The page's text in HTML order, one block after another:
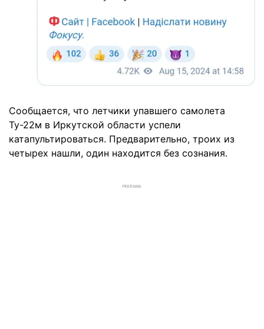
Сообщается, что летчики упавшего самолета
Ту-22м в Иркутской области успели
катапультироваться. Предварительно, троих из
четырех нашли, один находится без сознания.
РЕКЛАМА